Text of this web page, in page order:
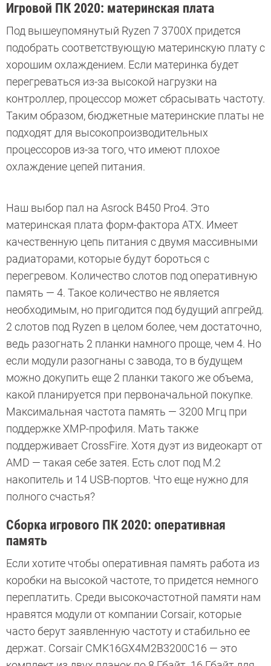
Игровой ПК 2020: материнская плата
Под вышеупомянутый Ryzen 7 3700X придется
подобрать соответствующую материнскую плату с
хорошим охлаждением. Если материнка будет
перегреваться из-за высокой нагрузки на
контроллер, процессор может сбрасывать частоту.
Таким образом, бюджетные материнские платы не
подходят для высокопроизводительных
процессоров из-за того, что имеют плохое
охлаждение цепей питания.
Наш выбор пал на Asrock B450 Pro4. Это
материнская плата форм-фактора АТХ. Имеет
качественную цепь питания с двумя массивными
радиаторами, которые будут бороться с
перегревом. Количество слотов под оперативную
память — 4. Такое количество не является
необходимым, но пригодится под будущий апгрейд.
2 слотов под Ryzen в целом более, чем достаточно,
ведь разогнать 2 планки намного проще, чем 4. Но
если модули разогнаны с завода, то в будущем
можно докупить еще 2 планки такого же объема,
какой планируется при первоначальной покупке.
Максимальная частота память — 3200 Мгц при
поддержке XMP-профиля. Мать также
поддерживает CrossFire. Хотя дуэт из видеокарт от
AMD — такая себе затея. Есть слот под M.2
накопитель и 14 USB-портов. Что еще нужно для
полного счастья?
Сборка игрового ПК 2020: оперативная
память
Если хотите чтобы оперативная память работа из
коробки на высокой частоте, то придется немного
переплатить. Среди высокочастотной памяти нам
нравятся модули от компании Corsair, которые
часто берут заявленную частоту и стабильно ее
держат. Corsair CMK16GX4M2B3200C16 — это